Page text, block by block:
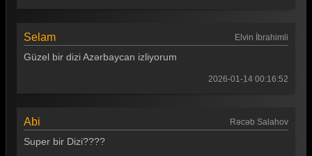
Selam Elvin İbrahimli
Güzel bir dizi Azərbaycan izliyorum
2026-01-14 00:16:52
Abi Rəcəb Salahov
Super bir Dizi????